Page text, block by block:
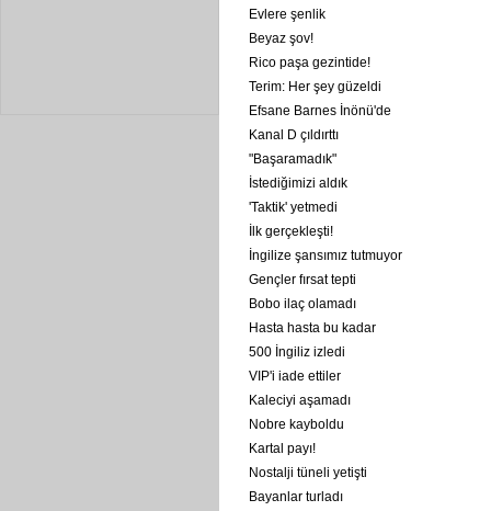
Evlere şenlik
Beyaz şov!
Rico paşa gezintide!
Terim: Her şey güzeldi
Efsane Barnes İnönü'de
Kanal D çıldırttı
"Başaramadık"
İstediğimizi aldık
'Taktik' yetmedi
İlk gerçekleşti!
İngilize şansımız tutmuyor
Gençler fırsat tepti
Bobo ilaç olamadı
Hasta hasta bu kadar
500 İngiliz izledi
VIP'i iade ettiler
Kaleciyi aşamadı
Nobre kayboldu
Kartal payı!
Nostalji tüneli yetişti
Bayanlar turladı